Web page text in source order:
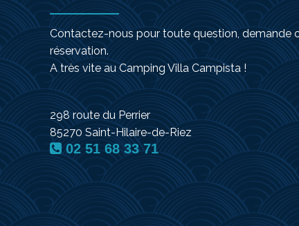
Contactez-nous pour toute question, demande
réservation.
A très vite au Camping Villa Campista !
298 route du Perrier
85270 Saint-Hilaire-de-Riez
02 51 68 33 71